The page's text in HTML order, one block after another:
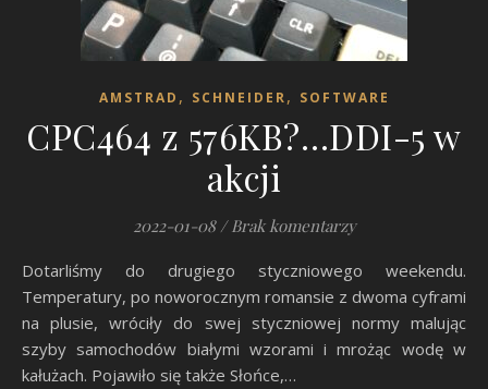
AMSTRAD , SCHNEIDER, SOFTWARE
CPC464 z 576KB?…DDI-5 w
akcji
2022-01-08 / Brak komentarzy
Dotarliśmy do drugiego styczniowego weekendu.
Temperatury, po noworocznym romansie z dwoma cyframi
na plusie, wróciły do swej styczniowej normy malując
szyby samochodów białymi wzorami i mrożąc wodę w
kałużach. Pojawiło się także Słońce,…